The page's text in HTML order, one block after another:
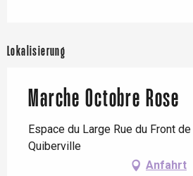
Lokalisierung
Marche Octobre Rose
Espace du Large Rue du Front
Quiberville
Anfahrt